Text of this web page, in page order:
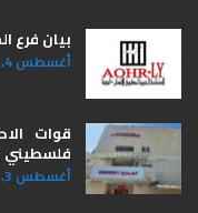
بيان فرع
أغسطس 4, 2026
أغسطس 3, 2026